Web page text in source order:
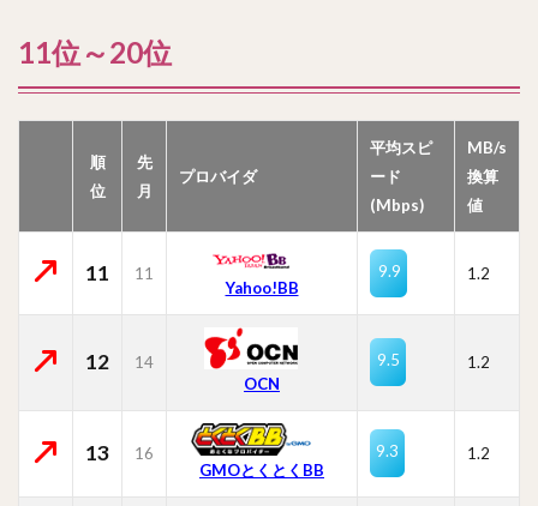
11位～20位
順
位
先
月
プロバイダ
平均スピ
ード
(Mbps)
MB/s
換算
値
11 11
Yahoo!BB
9.9 1.2
12
14
OCN
9.5 1.2
13
16
GMOとくとくBB
9.3 1.2